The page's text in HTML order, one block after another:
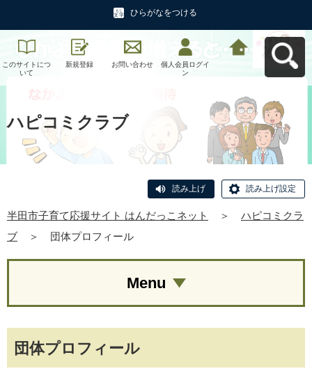
ひらがなをつける
このサイトにつ
いて
新規登録 お問い合わせ
個人会員ログイ
ン
ハピコミクラブ
読み上げ 読み上げ設定
半田市子育て応援サイト はんだっこネット ＞
ハピコミクラ
ブ
＞ 団体プロフィール
団体プロフィール
Menu